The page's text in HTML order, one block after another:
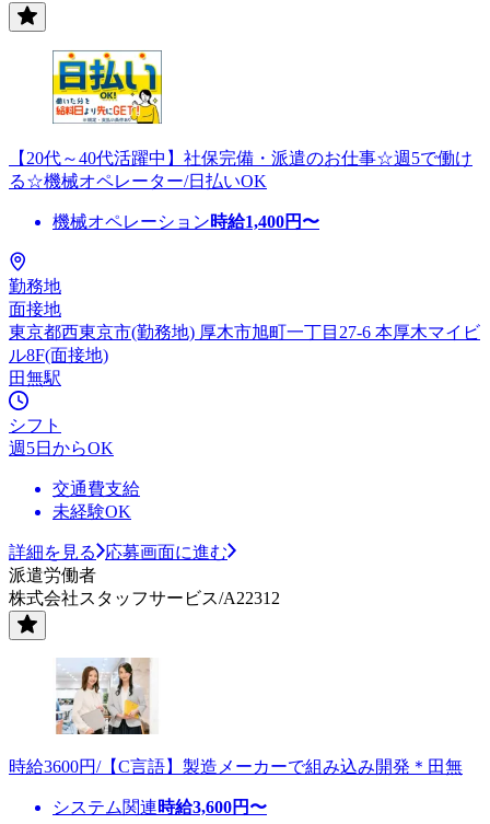
【20代～40代活躍中】社保完備・派遣のお仕事☆週5で働け
る☆機械オペレーター/日払いOK
機械オペレーション時給1,400円〜
勤務地
面接地
東京都西東京市(勤務地) 厚木市旭町一丁目27-6 本厚木マイビ
ル8F(面接地)
田無駅
シフト
週5日からOK
交通費支給
未経験OK
詳細を見る
応募画面に進む
派遣労働者
株式会社スタッフサービス/A22312
時給3600円/【C言語】製造メーカーで組み込み開発＊田無
システム関連時給3,600円〜